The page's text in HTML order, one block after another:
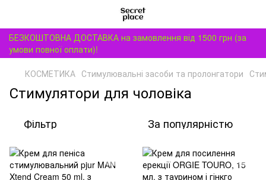
БЕЗКОШТОВНА ДОСТАВКА на замовлення від 1500 грн (за
умови повної оплати)!
КОСМЕТИКА Стимулювальні засоби та пролонгатори
Стимулятори для чоловіка
Фільтр За популярністю